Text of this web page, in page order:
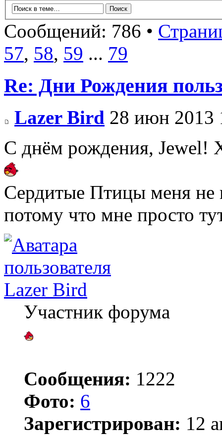
Сообщений: 786 •
57, 58, 59 ... 79
Re: Дни Рождения
Lazer Bird 28 июн 2013
С днём рождения, Jewel!
Сердитые Птицы меня не
потому что мне просто
Lazer Bird
Участник форума
Сообщения: 1222
Фото: 6
Зарегистрирован: 12